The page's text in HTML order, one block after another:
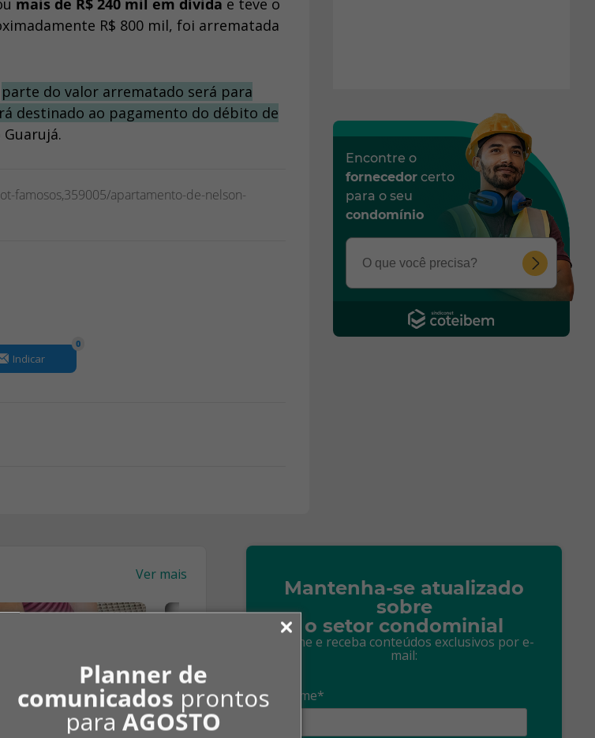
Planner de
comunicados prontos
paraAGOSTO
mais de R$ 240 mil em dívida e teve o
R$ 800 mil, foi arrematada
parte do valor arrematado será para
destinado ao pagamento do débito de
famosos,359005/apartamento-de-nelson-
Indicar
0
Encontre o
fornecedor certo
para o seu
condomínio
Ver mais
Mantenha-se atualizado
sobre
o setor condominial
Assine e receba conteúdos exclusivos por e-
mail:
Nome*